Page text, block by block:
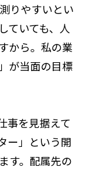
りやすいとい
ていても、人
から。私の業
が当面の目標
事を見据えて
ー」という開
す。配属先の